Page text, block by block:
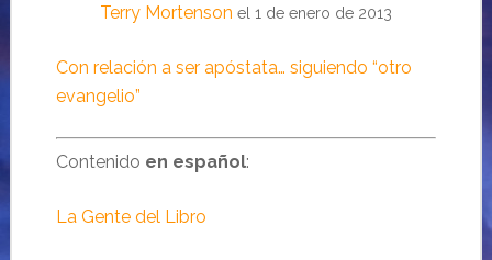
Terry Mortenson el 1 de enero de 2013
Con relación a ser apóstata… siguiendo “otro
evangelio”
Contenido en español:
La Gente del Libro